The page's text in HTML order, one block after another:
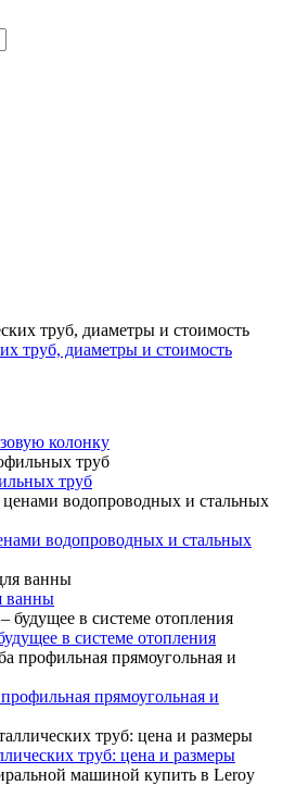
труб, диаметры и стоимость
колонку
труб
водопроводных и стальных
ванны
в системе отопления
прямоугольная и
труб: цена и размеры